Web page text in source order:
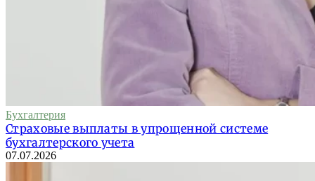
Бухгалтерия
Страховые выплаты в упрощенной системе
бухгалтерского учета
07.07.2026